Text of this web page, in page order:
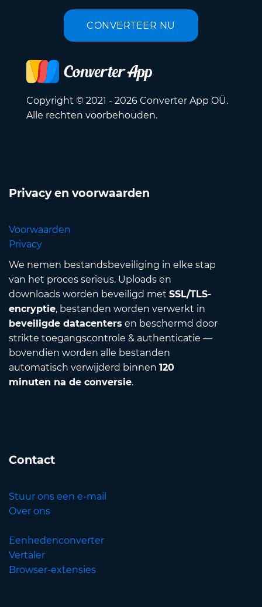
CONVERTEER NU
Copyright © 2021 - 2026 Converter App OÜ.
Alle rechten voorbehouden.
Privacy en voorwaarden
Voorwaarden
Privacy
We nemen bestandsbeveiliging in elke stap
van het proces serieus. Uploads en
downloads worden beveiligd met SSL/TLS-
encryptie, bestanden worden verwerkt in
beveiligde datacenters en beschermd door
strikte toegangscontrole & authenticatie —
bovendien worden alle bestanden
automatisch verwijderd binnen 120
minuten na de conversie.
Contact
Stuur ons een e-mail
Over ons
Eenhedenconverter
Vertaler
Browser-extensies